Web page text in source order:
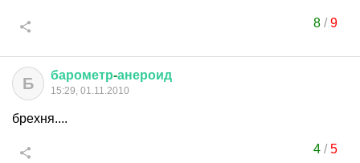
8/9
Б барометр-анероид
15:29, 01.11.2010
брехня....
4/5